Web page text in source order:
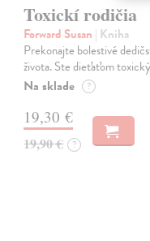
Toxickí rodičia
Forward Susan | Kniha
Prekonajte bolestivé
života. Ste dieťaťom
Na sklade ?
19,30 €
19,90 € ?